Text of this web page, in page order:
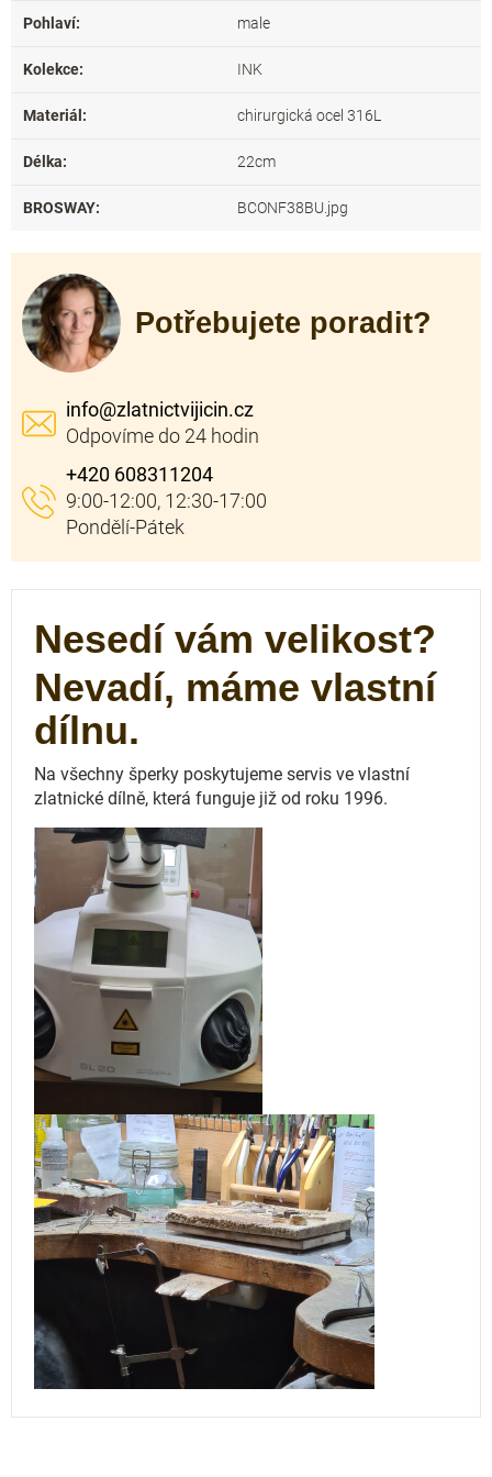
Pohlaví: male
Kolekce: INK
Materiál : chirurgická ocel 316L
Délka: 22cm
BROSWAY: BCONF38BU.jpg
Potřebujete poradit?
info@zlatnictvijicin.cz
+420 608311204
Nesedí vám velikost?
Nevadí, máme vlastní
dílnu.
Na všechny šperky poskytujeme servis ve vlastní
zlatnické dílně, která funguje již od roku 1996.